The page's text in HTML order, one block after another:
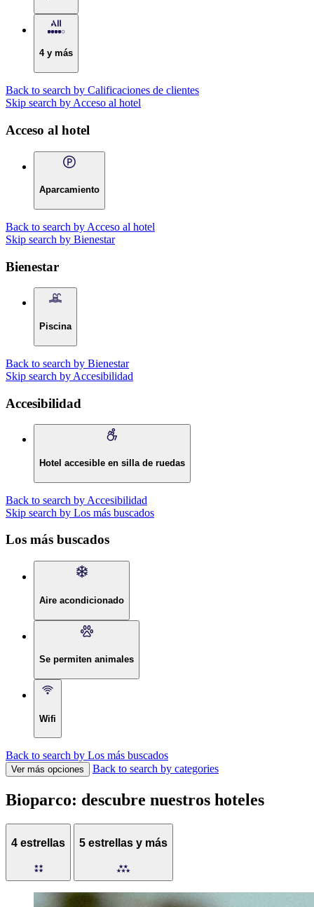
4 y más
Back to search by Calificaciones de clientes
Skip search by Acceso al hotel
Acceso al hotel
Aparcamiento
Back to search by Acceso al hotel
Skip search by Bienestar
Bienestar
Piscina
Back to search by Bienestar
Skip search by Accesibilidad
Accesibilidad
Hotel accesible en silla de ruedas
Back to search by Accesibilidad
Skip search by Los más buscados
Los más buscados
Aire acondicionado
Se permiten animales
Wifi
Back to search by Los más buscados
Ver más opciones Back to search by categories
Bioparco: descubre nuestros hoteles
4 estrellas 5 estrellas y más